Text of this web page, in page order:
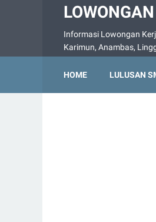
Informasi Lowongan
Karimun, Anambas,
HOME LULUSAN